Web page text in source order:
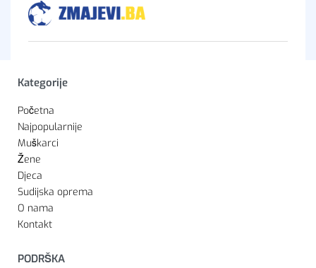
Kategorije
Početna
Najpopularnije
Muškarci
Žene
Djeca
Sudijska oprema
O nama
Kontakt
PODRŠKA